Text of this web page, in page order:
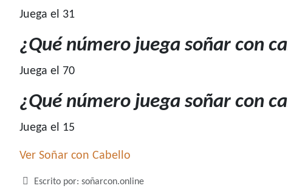
Juega el 31
¿Qué número juega soñar con
Juega el 70
¿Qué número juega soñar con
Juega el 15
Ver Soñar con Cabello
Detalles
Escrito por: soñarcon.online